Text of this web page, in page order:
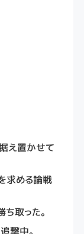
え置かせて
求める論戦
取った。
撃中。